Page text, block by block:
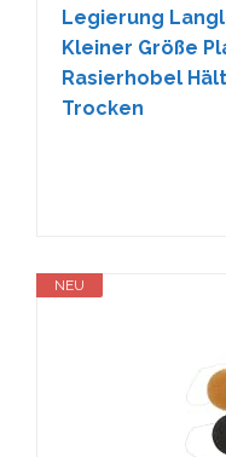
Legierung
Kleiner Größe
Rasierhobel
Trocken
NEU